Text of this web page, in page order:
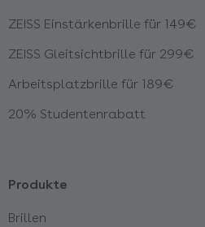
ZEISS Einstärkenbrille für 149€
ZEISS Gleitsichtbrille für 299€
Arbeitsplatzbrille für 189€
20% Studentenrabatt
Produkte
Brillen